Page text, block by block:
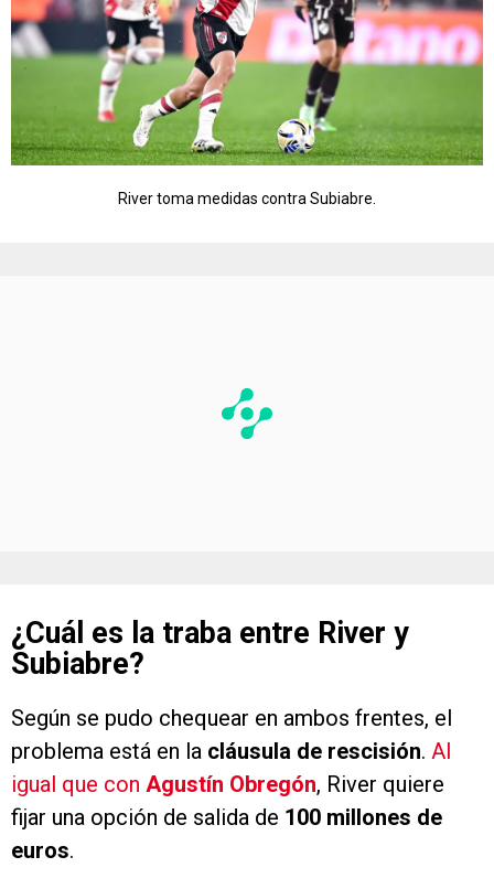
River toma medidas contra Subiabre.
¿Cuál es la traba entre River y
Subiabre?
Según se pudo chequear en ambos frentes, el
problema está en la cláusula de rescisión. Al
igual que con Agustín Obregón, River quiere
fijar una opción de salida de 100 millones de
euros.